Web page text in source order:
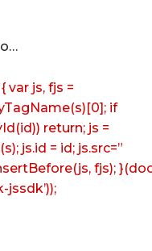
var js, fjs =
if
return; js =
js.id = id; js.src=”
fjs);
jssdk’));